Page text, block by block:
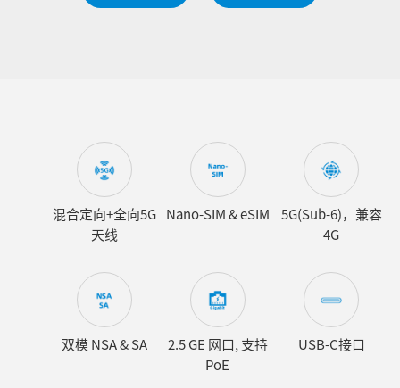
混合定向+全向5G
天线
Nano-SIM & eSIM
5G(Sub-6)，兼容
4G
双模 NSA & SA
2.5 GE 网口, 支持
PoE
USB-C接口